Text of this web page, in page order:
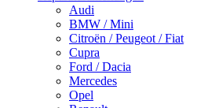
Audi
BMW / Mini
Citroën / Peugeot / Fiat
Cupra
Ford / Dacia
Mercedes
Opel